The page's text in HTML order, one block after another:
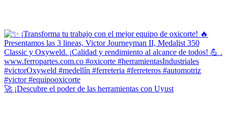
🚀 ¡Descubre el poder de las herramientas con Uyust